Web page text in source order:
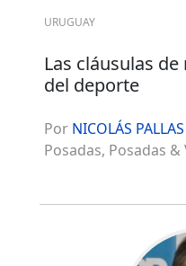
URUGUAY
Las cláusulas
del deporte
Por NICOLÁS PALLAS
Posadas, Posadas &